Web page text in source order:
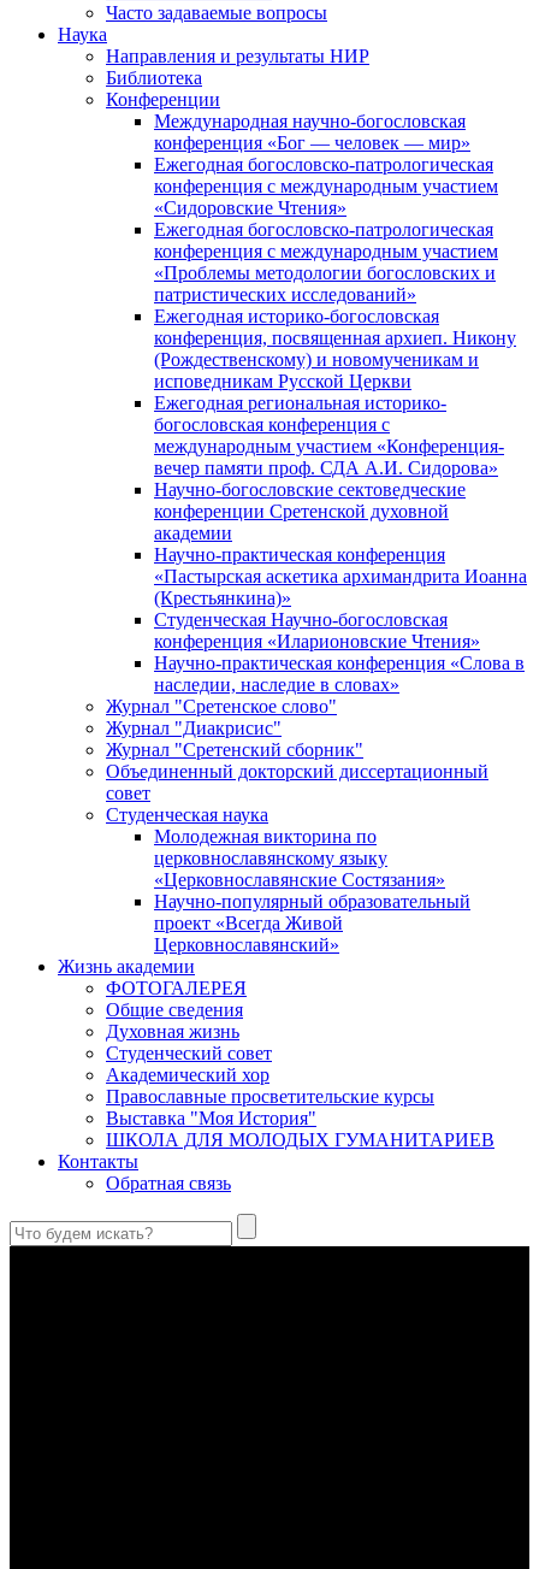
Часто задаваемые вопросы
Наука
Направления и результаты НИР
Библиотека
Конференции
Международная научно-богословская
конференция «Бог — человек — мир»
Ежегодная богословско-патрологическая
конференция с международным участием
«Сидоровские Чтения»
Ежегодная богословско-патрологическая
конференция с международным участием
«Проблемы методологии богословских и
патристических исследований»
Ежегодная историко-богословская
конференция, посвященная архиеп. Никону
(Рождественскому) и новомученикам и
исповедникам Русской Церкви
Ежегодная региональная историко-
богословская конференция с
международным участием «Конференция-
вечер памяти проф. СДА А.И. Сидорова»
Научно-богословские сектоведческие
конференции Сретенской духовной
академии
Научно-практическая конференция
«Пастырская аскетика архимандрита Иоанна
(Крестьянкина)»
Студенческая Научно-богословская
конференция «Иларионовские Чтения»
Научно-практическая конференция «Cлова в
наследии, наследие в словах»
Журнал "Сретенское слово"
Журнал "Диакрисис"
Журнал "Сретенский сборник"
Объединенный докторский диссертационный
совет
Студенческая наука
Молодежная викторина по
церковнославянскому языку
«Церковнославянские Состязания»
Научно-популярный образовательный
проект «Всегда Живой
Церковнославянский»
Жизнь академии
ФОТОГАЛЕРЕЯ
Общие сведения
Духовная жизнь
Студенческий совет
Академический хор
Православные просветительские курсы
Выставка "Моя История"
ШКОЛА ДЛЯ МОЛОДЫХ ГУМАНИТАРИЕВ
Контакты
Обратная связь